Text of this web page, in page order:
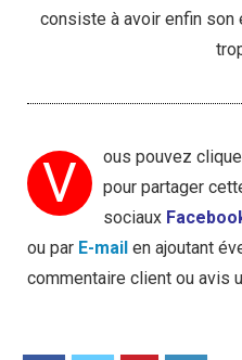
consiste à avoir enfin
V
ous pouvez
pour partager
sociaux
ou par E-mail en ajoutant
commentaire client ou avis